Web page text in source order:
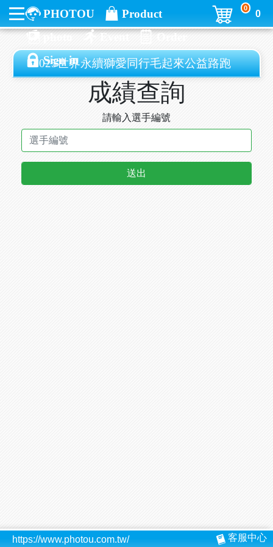
PHOTOU
Product
photo
Event
Order
Sign in
0
0
2025世界永續獅愛同行毛起來公益路跑
成績查詢
請輸入選手編號
https://www.photou.com.tw/ 客服中心